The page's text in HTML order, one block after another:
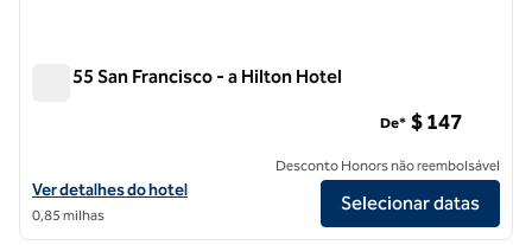
Parc 55 San Francisco - a Hilton Hotel
Exibir detalhes do hotel Parc 55 San Francisco - a Hilton Hotel
Ver detalhes do hotel
0,85 milhas
De* $ 147
Desconto Honors não reembolsável
Selecionar datas
1/12